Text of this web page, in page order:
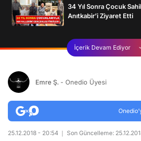
34 Yıl Sonra Çocuk
Anıtkabir’i Ziyaret Etti
İçerik Devam Ediyor
Emre Ş. - Onedio Üyesi
25.12.2018 - 20:54 Son Güncelleme: